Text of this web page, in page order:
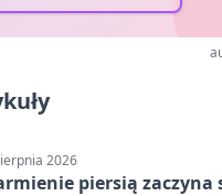
2026
piersią zaczyna